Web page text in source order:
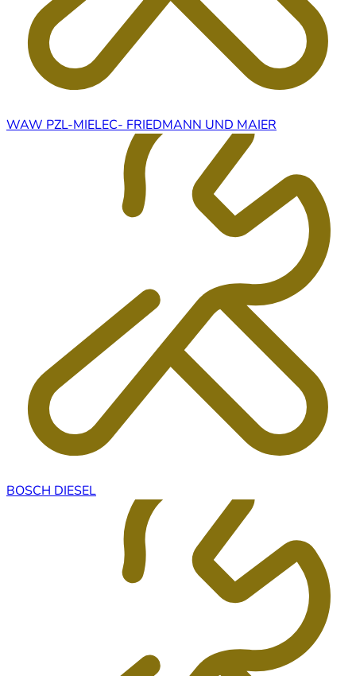
WAW PZL-MIELEC- FRIEDMANN UND MAIER
BOSCH DIESEL